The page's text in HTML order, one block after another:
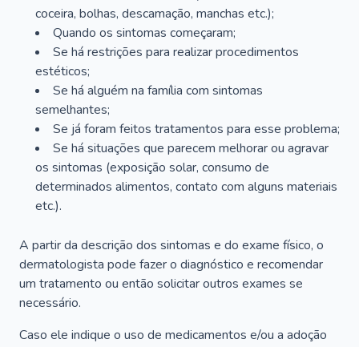
coceira, bolhas, descamação, manchas etc.);
Quando os sintomas começaram;
Se há restrições para realizar procedimentos
estéticos;
Se há alguém na família com sintomas
semelhantes;
Se já foram feitos tratamentos para esse problema;
Se há situações que parecem melhorar ou agravar
os sintomas (exposição solar, consumo de
determinados alimentos, contato com alguns materiais
etc.).
A partir da descrição dos sintomas e do exame físico, o
dermatologista pode fazer o diagnóstico e recomendar
um tratamento ou então solicitar outros exames se
necessário.
Caso ele indique o uso de medicamentos e/ou a adoção